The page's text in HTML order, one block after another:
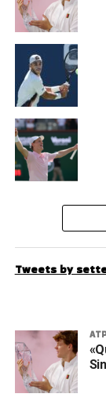
Tweets by